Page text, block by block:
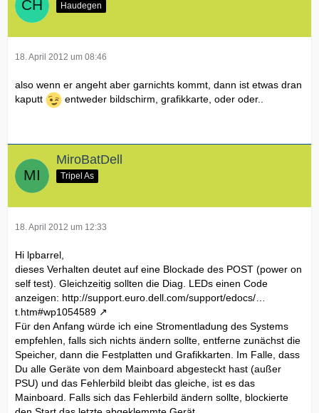
Haudegen
18. April 2012 um 08:46
also wenn er angeht aber garnichts kommt, dann ist etwas dran
kaputt
entweder bildschirm, grafikkarte, oder oder..
MiroBatDell
Tripel As
18. April 2012 um 12:33
Hi lpbarrel,
dieses Verhalten deutet auf eine Blockade des POST (power on
self test). Gleichzeitig sollten die Diag. LEDs einen Code
anzeigen: http://support.euro.dell.com/support/edocs/…
t.htm#wp1054589
Für den Anfang würde ich eine Stromentladung des Systems
empfehlen, falls sich nichts ändern sollte, entferne zunächst die
Speicher, dann die Festplatten und Grafikkarten. Im Falle, dass
Du alle Geräte von dem Mainboard abgesteckt hast (außer
PSU) und das Fehlerbild bleibt das gleiche, ist es das
Mainboard. Falls sich das Fehlerbild ändern sollte, blockierte